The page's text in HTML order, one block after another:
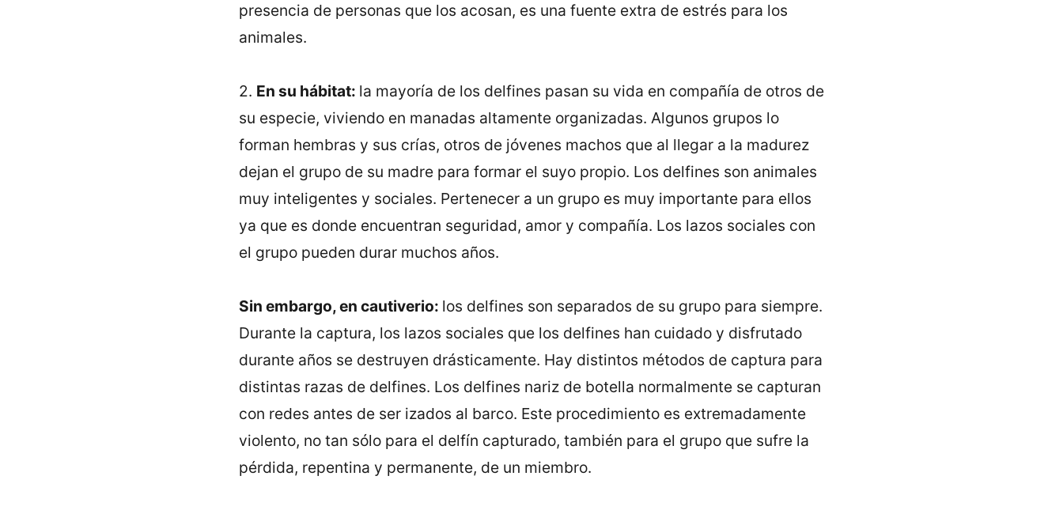
presencia de personas que los acosan, es una fuente extra de estrés para los
animales.
2. En su hábitat: la mayoría de los delfines pasan su vida en compañía de otros de
su especie, viviendo en manadas altamente organizadas. Algunos grupos lo
forman hembras y sus crías, otros de jóvenes machos que al llegar a la madurez
dejan el grupo de su madre para formar el suyo propio. Los delfines son animales
muy inteligentes y sociales. Pertenecer a un grupo es muy importante para ellos
ya que es donde encuentran seguridad, amor y compañía. Los lazos sociales con
el grupo pueden durar muchos años.
Sin embargo, en cautiverio: los delfines son separados de su grupo para siempre.
Durante la captura, los lazos sociales que los delfines han cuidado y disfrutado
durante años se destruyen drásticamente. Hay distintos métodos de captura para
distintas razas de delfines. Los delfines nariz de botella normalmente se capturan
con redes antes de ser izados al barco. Este procedimiento es extremadamente
violento, no tan sólo para el delfín capturado, también para el grupo que sufre la
pérdida, repentina y permanente, de un miembro.